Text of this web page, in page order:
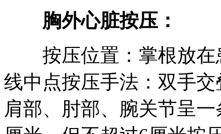
胸外心脏按压：
按压位置：掌根放在
线中点按压手法：双手
肩部、肘部、腕关节呈